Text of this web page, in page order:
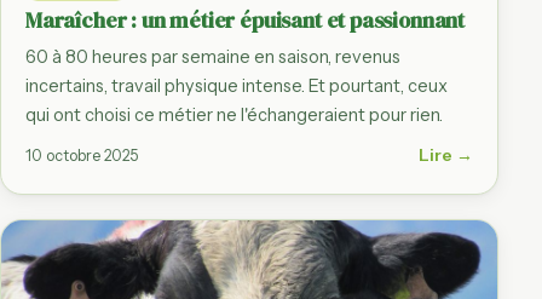
Maraîcher : un métier épuisant et passionnant
60 à 80 heures par semaine en saison, revenus
incertains, travail physique intense. Et pourtant, ceux
qui ont choisi ce métier ne l'échangeraient pour rien.
10 octobre 2025 Lire →